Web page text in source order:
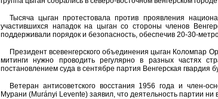
Тысяча цыган протестовала против проявления
участившихся нападок на цыган со стороны членов
поддерживали порядок и безопасность, обеспечив 20-30-
Президент всевенгерского объединения цыган Коломпар
митинги нужно проводить регулярно в разных частях
постановлением суда в сентябре партия Венгерская гвардия
Ветеран антисоветского восстания 1956 года и член-
Мурани (Murányi Levente) заявил, что деятельность партии ни